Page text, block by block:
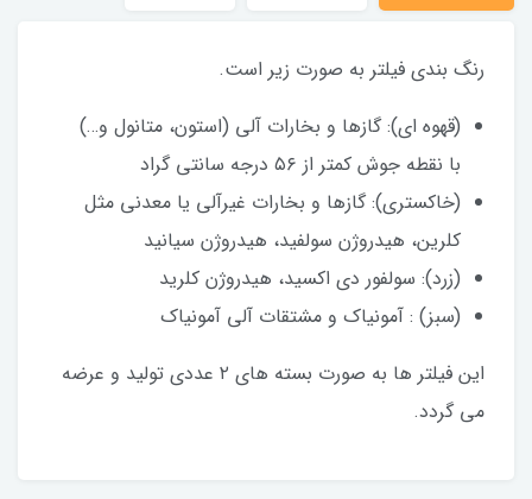
رنگ بندی فیلتر به صورت زیر است.
(قهوه ای): گازها و بخارات آلی (استون، متانول و…)
با نقطه جوش کمتر از ۵۶ درجه سانتی گراد
(خاکستری): گازها و بخارات غیرآلی یا معدنی مثل
کلرین، هیدروژن سولفید، هیدروژن سیانید
(زرد): سولفور دی اکسید، هیدروژن کلرید
(سبز) : آمونیاک و مشتقات آلی آمونیاک
این فیلتر ها به صورت بسته های ۲ عددی تولید و عرضه
می گردد.